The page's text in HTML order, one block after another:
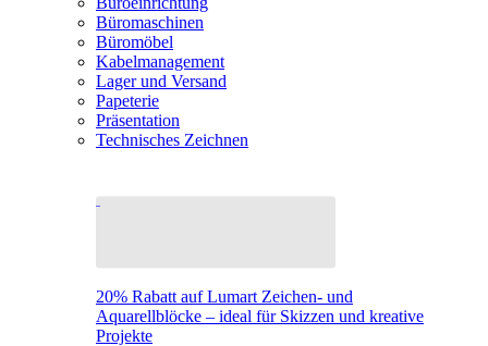
Büromaschinen
Büromöbel
Kabelmanagement
Lager und Versand
Papeterie
Präsentation
Technisches Zeichnen
20% Rabatt auf Lumart Zeichen- und
Aquarellblöcke – ideal für Skizzen und kreative
Projekte